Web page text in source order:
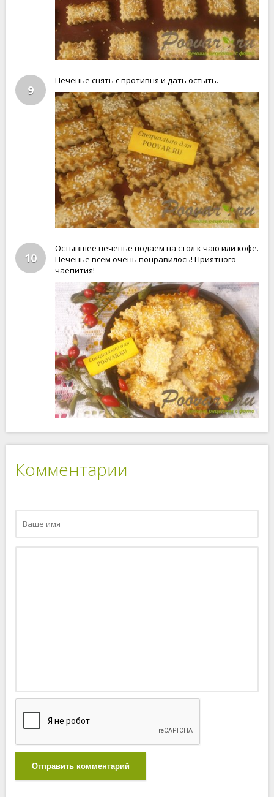
9
Печенье снять с противня и дать остыть.
10
Остывшее печенье подаём на стол к чаю или кофе.
Печенье всем очень понравилось! Приятного
чаепития!
Комментарии
Отправить комментарий